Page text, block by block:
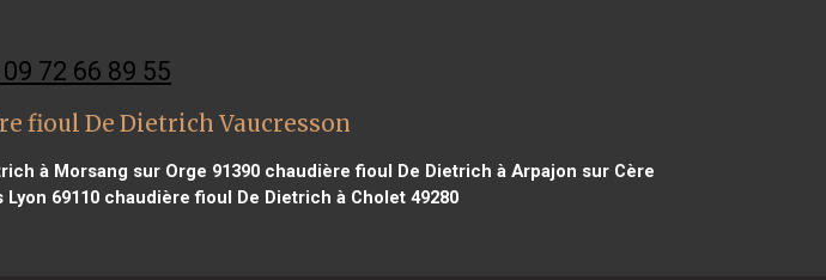
72 66 89 55
fioul De Dietrich Vaucresson
à Morsang sur Orge 91390chaudière fioul De Dietrich à Arpajon sur Cère
69110chaudière fioul De Dietrich à Cholet 49280